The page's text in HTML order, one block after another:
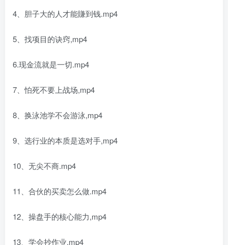
4、胆子大的人才能賺到钱.mp4
5、找项目的诀窍,mp4
6.现金流就是一切.mp4
7、怕死不要上战场,mp4
8、换泳池学不会游泳,mp4
9、选行业的本质是选对手,mp4
10、无尖不商.mp4
11、合伙的买卖怎么做.mp4
12、操盘手的核心能力,mp4
13、学会抄作业.mp4